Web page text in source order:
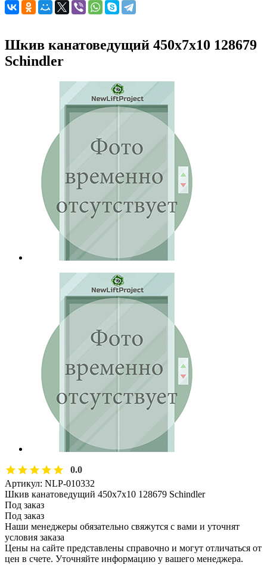
Шкив канатоведущий 450х7х10 128679
Schindler
0.0
Артикул: NLP-010332
Шкив канатоведущий 450х7х10 128679 Schindler
Под заказ
Под заказ
Наши менеджеры обязательно свяжутся с вами и уточнят
условия заказа
Цены на сайте представлены справочно и могут отличаться от
цен в счете. Уточняйте информацию у вашего менеджера.